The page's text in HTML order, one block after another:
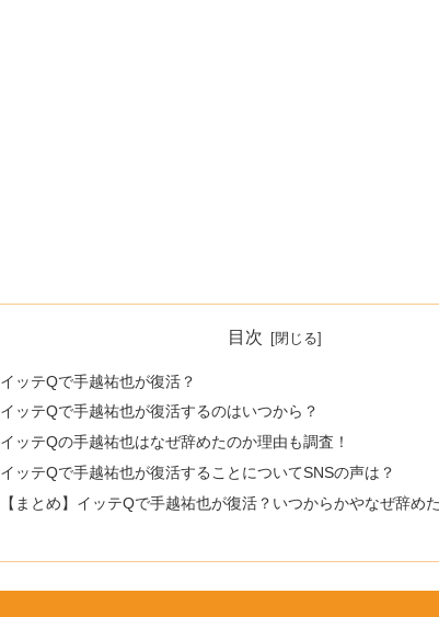
目次
イッテQで手越祐也が復活？
イッテQで手越祐也が復活するのはいつから？
イッテQの手越祐也はなぜ辞めたのか理由も調査！
イッテQで手越祐也が復活することについてSNSの声は？
【まとめ】イッテQで手越祐也が復活？いつからかやなぜ辞め